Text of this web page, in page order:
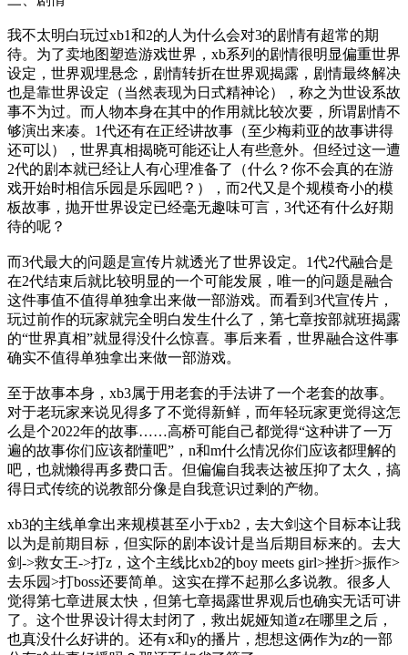
我不太明白玩过xb1和2的人为什么会对3的剧情有超常的期
待。为了卖地图塑造游戏世界，xb系列的剧情很明显偏重世界
设定，世界观埋悬念，剧情转折在世界观揭露，剧情最终解决
也是靠世界设定（当然表现为日式精神论），称之为世设系故
事不为过。而人物本身在其中的作用就比较次要，所谓剧情不
够演出来凑。1代还有在正经讲故事（至少梅莉亚的故事讲得
还可以），世界真相揭晓可能还让人有些意外。但经过这一遭
2代的剧本就已经让人有心理准备了（什么？你不会真的在游
戏开始时相信乐园是乐园吧？），而2代又是个规模奇小的模
板故事，抛开世界设定已经毫无趣味可言，3代还有什么好期
待的呢？
而3代最大的问题是宣传片就透光了世界设定。1代2代融合是
在2代结束后就比较明显的一个可能发展，唯一的问题是融合
这件事值不值得单独拿出来做一部游戏。而看到3代宣传片，
玩过前作的玩家就完全明白发生什么了，第七章按部就班揭露
的“世界真相”就显得没什么惊喜。事后来看，世界融合这件事
确实不值得单独拿出来做一部游戏。
至于故事本身，xb3属于用老套的手法讲了一个老套的故事。
对于老玩家来说见得多了不觉得新鲜，而年轻玩家更觉得这怎
么是个2022年的故事……高桥可能自己都觉得“这种讲了一万
遍的故事你们应该都懂吧”，n和m什么情况你们应该都理解的
吧，也就懒得再多费口舌。但偏偏自我表达被压抑了太久，搞
得日式传统的说教部分像是自我意识过剩的产物。
xb3的主线单拿出来规模甚至小于xb2，去大剑这个目标本让我
以为是前期目标，但实际的剧本设计是当后期目标来的。去大
剑->救女王->打z，这个主线比xb2的boy meets girl>挫折>振作>
去乐园>打boss还要简单。这实在撑不起那么多说教。很多人
觉得第七章进展太快，但第七章揭露世界观后也确实无话可讲
了。这个世界设计得太封闭了，救出妮娅知道z在哪里之后，
也真没什么好讲的。还有x和y的播片，想想这俩作为z的一部